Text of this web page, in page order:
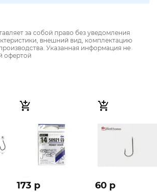
за собой право без уведомления
внешний вид, комплектацию
Указанная информация не
офертой
173 p 60 p